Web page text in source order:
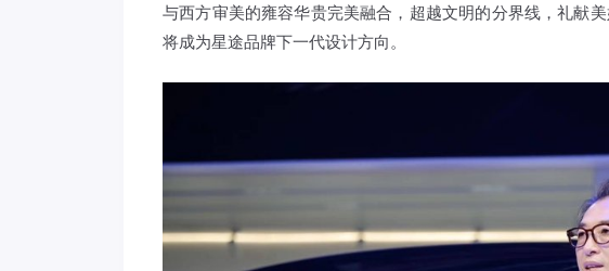
与西方审美的雍容华贵完美融合，超越文明的分界线，礼献
将成为星途品牌下一代设计方向。